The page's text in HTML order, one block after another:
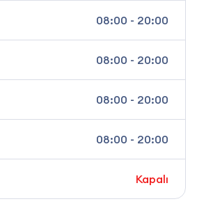
08:00 - 20:00
08:00 - 20:00
08:00 - 20:00
08:00 - 20:00
Kapalı